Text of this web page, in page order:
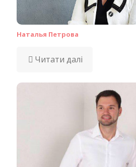
Наталья Петрова
Читати далі